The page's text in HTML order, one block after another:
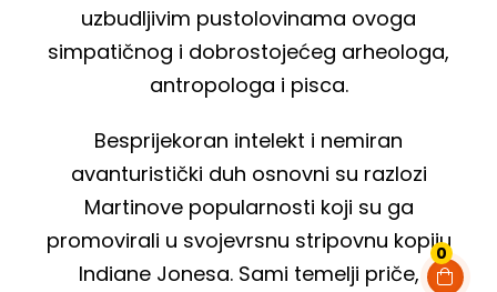
0
uzbudljivim pustolovinama ovoga
simpatičnog i dobrostojećeg arheologa,
antropologa i pisca.
Besprijekoran intelekt i nemiran
avanturistički duh osnovni su razlozi
Martinove popularnosti koji su ga
promovirali u svojevrsnu stripovnu kopiju
Indiane Jonesa. Sami temelji priče,